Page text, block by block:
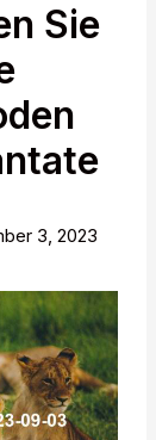
Sie
3, 2023